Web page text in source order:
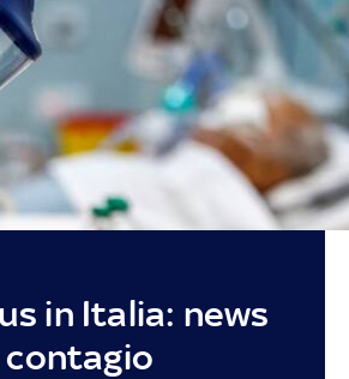
in Italia: news
contagio